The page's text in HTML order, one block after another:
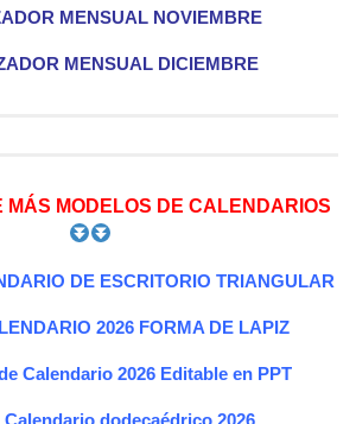
MENSUAL NOVIEMBRE
MENSUAL DICIEMBRE
MÁS MODELOS DE CALENDARIOS
DE ESCRITORIO TRIANGULAR
2026 FORMA DE LAPIZ
Calendario 2026 Editable en PPT
Calendario dodecaédrico 2026